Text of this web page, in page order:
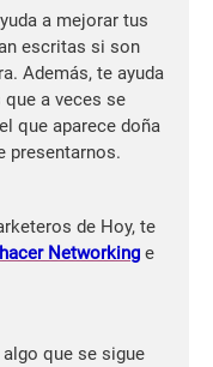
a mejorar tus
escritas si son
Además, te ayuda
a veces se
que aparece doña
presentarnos.
de Hoy, te
Networking e
que se sigue